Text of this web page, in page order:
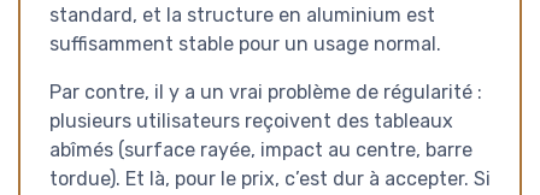
standard, et la structure en aluminium est
suffisamment stable pour un usage normal.
Par contre, il y a un vrai problème de régularité :
plusieurs utilisateurs reçoivent des tableaux
abîmés (surface rayée, impact au centre, barre
tordue). Et là, pour le prix, c’est dur à accepter. Si